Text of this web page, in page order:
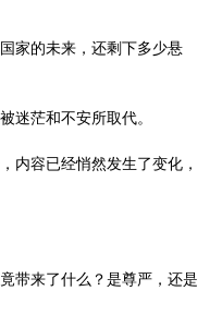
家的未来，还剩下多少悬
迷茫和不安所取代。
内容已经悄然发生了变化，
带来了什么？是尊严，还是